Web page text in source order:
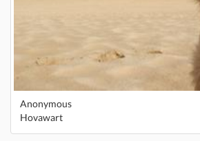
Anonymous
Hovawart